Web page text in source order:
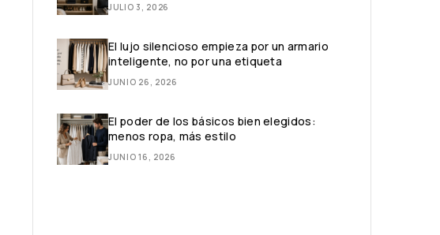
JULIO 3, 2026
El lujo silencioso empieza por un armario
inteligente, no por una etiqueta
JUNIO 26, 2026
El poder de los básicos bien elegidos:
menos ropa, más estilo
JUNIO 16, 2026